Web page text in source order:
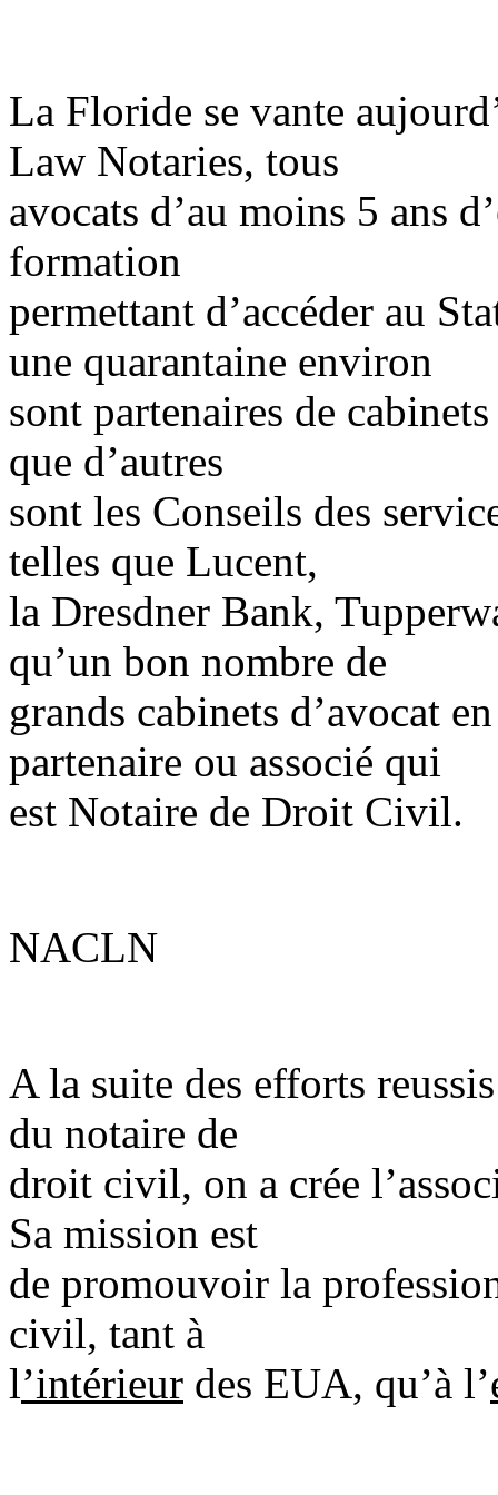
La Floride se vante
Law Notaries, tous
avocats d’au moins 5 ans
formation
permettant d’accéder au
une quarantaine environ
sont partenaires de
que d’autres
sont les Conseils des
telles que Lucent,
la Dresdner Bank,
qu’un bon nombre de
grands cabinets d’avocat
partenaire ou associé qui
est Notaire de Droit Civil.
NACLN
A la suite des efforts
du notaire de
droit civil, on a crée
Sa mission est
de promouvoir la
civil, tant à
l’intérieur des EUA, qu’à l’